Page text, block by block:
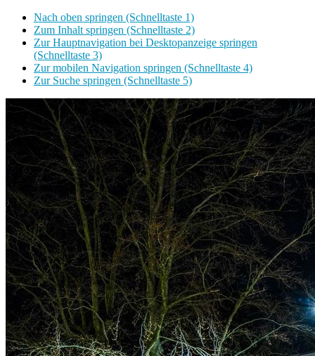
Nach oben springen (Schnelltaste 1)
Zum Inhalt springen (Schnelltaste 2)
Zur Hauptnavigation bei Desktopanzeige springen
(Schnelltaste 3)
Zur mobilen Navigation springen (Schnelltaste 4)
Zur Suche springen (Schnelltaste 5)